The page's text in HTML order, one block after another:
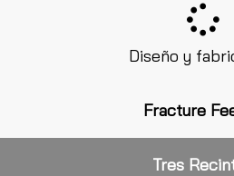
Diseño y
Fracture
Tres